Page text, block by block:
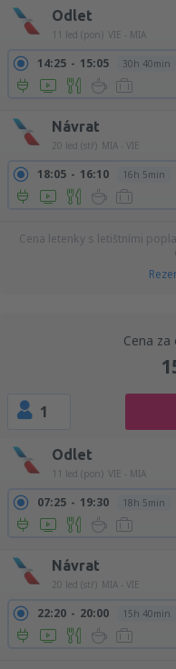
Odlet
11 led (pon) VIE - MIA
14:25 15:05 30h 40min
Návrat
20 led (stř) MIA - VIE
18:05 16:10 16h 5min
Cena letenky s letištními
Cena
1
Odlet
11 led (pon) VIE - MIA
07:25 19:30 18h 5min
Návrat
20 led (stř) MIA - VIE
22:20 20:00 15h 40min